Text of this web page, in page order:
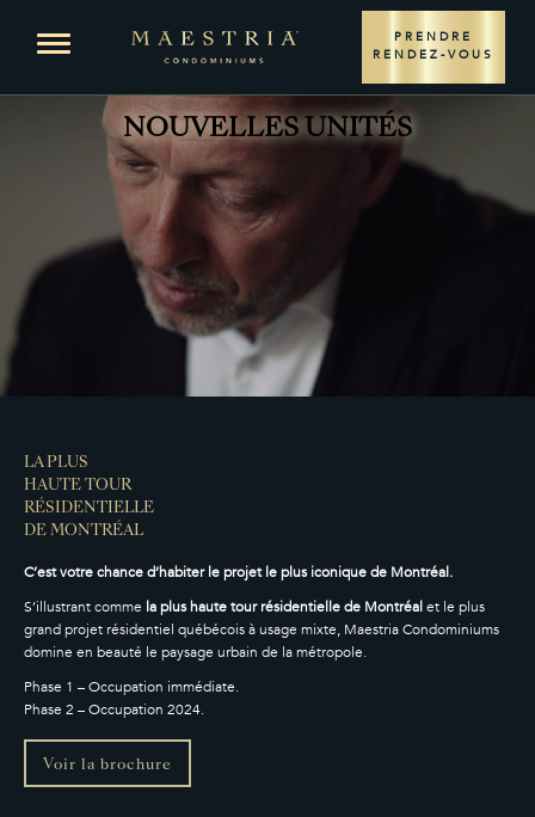
Open menu
EMPLACEMENT
AIRES DE VIE
CONDOS
PLANS
PENTHOUSES
PLANS
MÉDIAS
PRENDRE
RENDEZ-VOUS
NOUVELLES UNITÉS
LA PLUS
HAUTE TOUR
RÉSIDENTIELLE
DE MONTRÉAL
C’est votre chance d’habiter le projet le plus iconique de Montréal.
S’illustrant comme la plus haute tour résidentielle de Montréalet le plus
grand projet résidentiel québécois à usage mixte, Maestria Condominiums
domine en beauté le paysage urbain de la métropole.
Phase 1 – Occupation immédiate.
Phase 2 – Occupation 2024.
Voir la brochure